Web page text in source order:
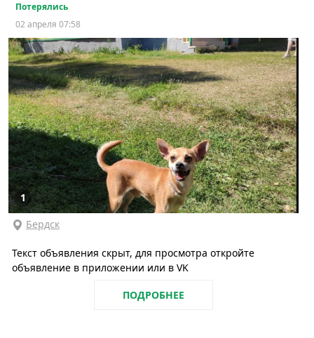
Потерялись
02 апреля 07:58
1
Бердск
Текст объявления скрыт, для просмотра откройте
объявление в приложении или в VK
ПОДРОБНЕЕ